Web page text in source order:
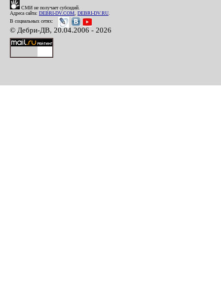
СМИ не получает субсидий.
Адреса сайта: DEBRI-DV.COM DEBRI-DV.RU
В социальных сетях:
© Дебри-ДВ, 20.04.2006 - 2026